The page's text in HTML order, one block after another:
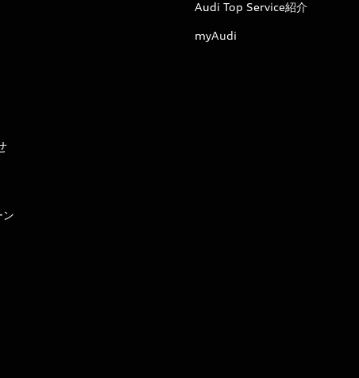
Audi Top Service紹介
myAudi
ン